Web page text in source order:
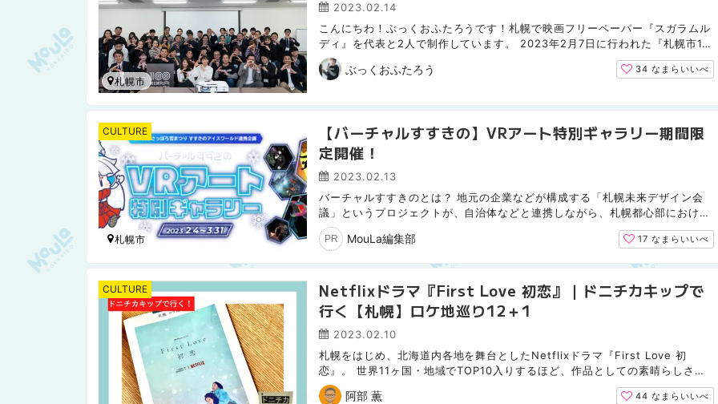
2023.02.14
こんにちわ！ぶっくおふたろうです！札幌で映画フリーペーパー『スガラムル
ディ』を代表と2人で制作しています。 2023年2月7日に行われた『札幌市10
0人カイギvol.3』ゲスト参加してきたのでまとめてみました！刺...
ぶっくおふたろう 34なまらいいべ
札幌市
【バーチャルすすきの】VRアート特別ギャラリー期間限
定開催！
2023.02.13
バーチャルすすきのとは？ 地元の企業などが構成する「札幌未来デザイン会
議」というプロジェクトが、自治体などと連携しながら、札幌都心部における
VR・メタバースの世界観を企画・設計・構築していく第一弾とし...
PR MouLa編集部 17なまらいいべ
CULTURE
札幌市
Netflixドラマ『First Love 初恋』｜ドニチカキップで
行く【札幌】ロケ地巡り12＋1
2023.02.10
札幌をはじめ、北海道内各地を舞台としたNetflixドラマ『First Love 初
恋』。 世界11ヶ国・地域でTOP10入りするほど、作品としての素晴らしさは
もちろん、北海道民としては馴染みのある場所が随所に登場すること...
阿部 薫 44なまらいいべ
CULTURE